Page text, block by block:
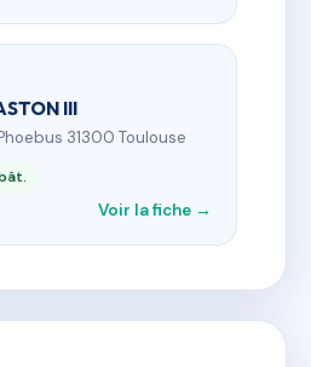
III
31300 Toulouse
Voir la fiche →